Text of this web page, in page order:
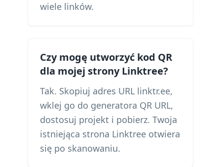
wiele linków.
Czy mogę utworzyć kod QR
dla mojej strony Linktree?
Tak. Skopiuj adres URL linktr.ee,
wklej go do generatora QR URL,
dostosuj projekt i pobierz. Twoja
istniejąca strona Linktree otwiera
się po skanowaniu.